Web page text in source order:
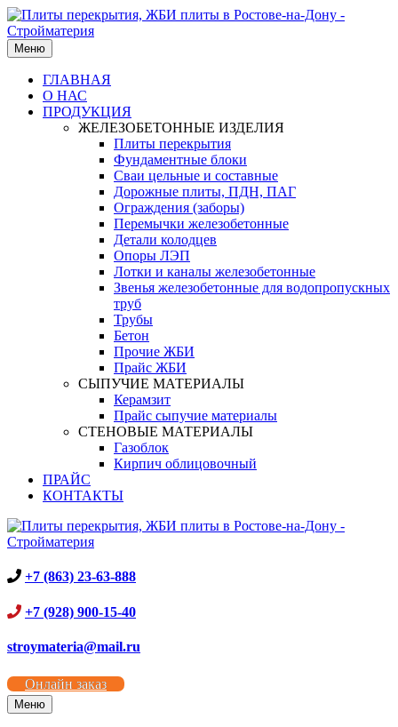
Меню
ГЛАВНАЯ
О НАС
ПРОДУКЦИЯ
ЖЕЛЕЗОБЕТОННЫЕ ИЗДЕЛИЯ
Плиты перекрытия
Фундаментные блоки
Сваи цельные и составные
Дорожные плиты, ПДН, ПАГ
Ограждения (заборы)
Перемычки железобетонные
Детали колодцев
Опоры ЛЭП
Лотки и каналы железобетонные
Звенья железобетонные для водопропускных
труб
Трубы
Бетон
Прочие ЖБИ
Прайс ЖБИ
СЫПУЧИЕ МАТЕРИАЛЫ
Керамзит
Прайс сыпучие материалы
СТЕНОВЫЕ МАТЕРИАЛЫ
Газоблок
Кирпич облицовочный
ПРАЙС
КОНТАКТЫ
+7 (863) 23-63-888
+7 (928) 900-15-40
stroymateria@mail.ru
Онлайн заказ
Меню